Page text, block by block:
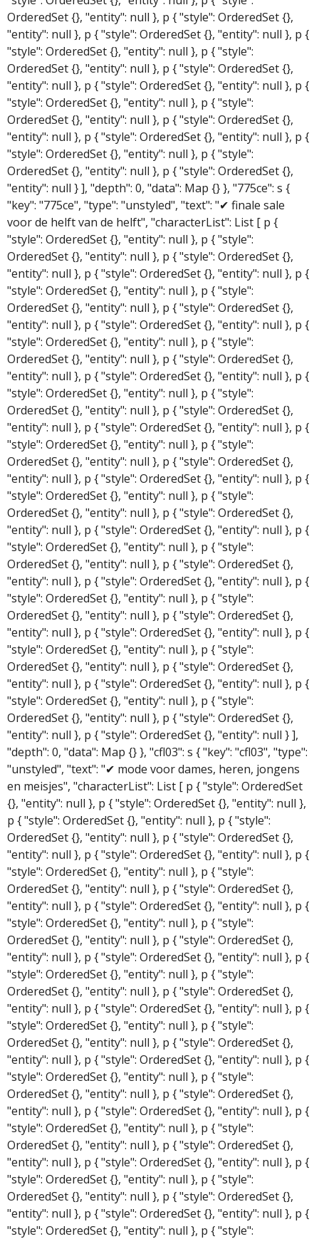
OrderedSet {}, "entity": null }, p { "style": OrderedSet {},
"entity": null }, p { "style": OrderedSet {}, "entity": null }, p {
"style": OrderedSet {}, "entity": null }, p { "style":
OrderedSet {}, "entity": null }, p { "style": OrderedSet {},
"entity": null }, p { "style": OrderedSet {}, "entity": null }, p {
"style": OrderedSet {}, "entity": null }, p { "style":
OrderedSet {}, "entity": null }, p { "style": OrderedSet {},
"entity": null }, p { "style": OrderedSet {}, "entity": null }, p {
"style": OrderedSet {}, "entity": null }, p { "style":
OrderedSet {}, "entity": null }, p { "style": OrderedSet {},
"entity": null } ], "depth": 0, "data": Map {} }, "775ce": s {
"key": "775ce", "type": "unstyled", "text": "✔ finale sale
voor de helft van de helft", "characterList": List [ p {
"style": OrderedSet {}, "entity": null }, p { "style":
OrderedSet {}, "entity": null }, p { "style": OrderedSet {},
"entity": null }, p { "style": OrderedSet {}, "entity": null }, p {
"style": OrderedSet {}, "entity": null }, p { "style":
OrderedSet {}, "entity": null }, p { "style": OrderedSet {},
"entity": null }, p { "style": OrderedSet {}, "entity": null }, p {
"style": OrderedSet {}, "entity": null }, p { "style":
OrderedSet {}, "entity": null }, p { "style": OrderedSet {},
"entity": null }, p { "style": OrderedSet {}, "entity": null }, p {
"style": OrderedSet {}, "entity": null }, p { "style":
OrderedSet {}, "entity": null }, p { "style": OrderedSet {},
"entity": null }, p { "style": OrderedSet {}, "entity": null }, p {
"style": OrderedSet {}, "entity": null }, p { "style":
OrderedSet {}, "entity": null }, p { "style": OrderedSet {},
"entity": null }, p { "style": OrderedSet {}, "entity": null }, p {
"style": OrderedSet {}, "entity": null }, p { "style":
OrderedSet {}, "entity": null }, p { "style": OrderedSet {},
"entity": null }, p { "style": OrderedSet {}, "entity": null }, p {
"style": OrderedSet {}, "entity": null }, p { "style":
OrderedSet {}, "entity": null }, p { "style": OrderedSet {},
"entity": null }, p { "style": OrderedSet {}, "entity": null }, p {
"style": OrderedSet {}, "entity": null }, p { "style":
OrderedSet {}, "entity": null }, p { "style": OrderedSet {},
"entity": null }, p { "style": OrderedSet {}, "entity": null }, p {
"style": OrderedSet {}, "entity": null }, p { "style":
OrderedSet {}, "entity": null }, p { "style": OrderedSet {},
"entity": null }, p { "style": OrderedSet {}, "entity": null }, p {
"style": OrderedSet {}, "entity": null }, p { "style":
OrderedSet {}, "entity": null }, p { "style": OrderedSet {},
"entity": null }, p { "style": OrderedSet {}, "entity": null } ],
"depth": 0, "data": Map {} }, "cfl03": s { "key": "cfl03", "type":
"unstyled", "text": "✔ mode voor dames, heren, jongens
en meisjes", "characterList": List [ p { "style": OrderedSet
{}, "entity": null }, p { "style": OrderedSet {}, "entity": null },
p { "style": OrderedSet {}, "entity": null }, p { "style":
OrderedSet {}, "entity": null }, p { "style": OrderedSet {},
"entity": null }, p { "style": OrderedSet {}, "entity": null }, p {
"style": OrderedSet {}, "entity": null }, p { "style":
OrderedSet {}, "entity": null }, p { "style": OrderedSet {},
"entity": null }, p { "style": OrderedSet {}, "entity": null }, p {
"style": OrderedSet {}, "entity": null }, p { "style":
OrderedSet {}, "entity": null }, p { "style": OrderedSet {},
"entity": null }, p { "style": OrderedSet {}, "entity": null }, p {
"style": OrderedSet {}, "entity": null }, p { "style":
OrderedSet {}, "entity": null }, p { "style": OrderedSet {},
"entity": null }, p { "style": OrderedSet {}, "entity": null }, p {
"style": OrderedSet {}, "entity": null }, p { "style":
OrderedSet {}, "entity": null }, p { "style": OrderedSet {},
"entity": null }, p { "style": OrderedSet {}, "entity": null }, p {
"style": OrderedSet {}, "entity": null }, p { "style":
OrderedSet {}, "entity": null }, p { "style": OrderedSet {},
"entity": null }, p { "style": OrderedSet {}, "entity": null }, p {
"style": OrderedSet {}, "entity": null }, p { "style":
OrderedSet {}, "entity": null }, p { "style": OrderedSet {},
"entity": null }, p { "style": OrderedSet {}, "entity": null }, p {
"style": OrderedSet {}, "entity": null }, p { "style":
OrderedSet {}, "entity": null }, p { "style": OrderedSet {},
"entity": null }, p { "style": OrderedSet {}, "entity": null }, p {
"style": OrderedSet {}, "entity": null }, p { "style":